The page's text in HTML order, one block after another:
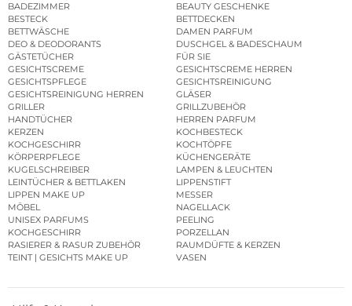
BADEZIMMER
BEAUTY GESCHENKE
BESTECK
BETTDECKEN
BETTWÄSCHE
DAMEN PARFUM
DEO & DEODORANTS
DUSCHGEL & BADESCHAUM
GÄSTETÜCHER
FÜR SIE
GESICHTSCREME
GESICHTSCREME HERREN
GESICHTSPFLEGE
GESICHTSREINIGUNG
GESICHTSREINIGUNG HERREN
GLÄSER
GRILLER
GRILLZUBEHÖR
HANDTÜCHER
HERREN PARFUM
KERZEN
KOCHBESTECK
KOCHGESCHIRR
KOCHTÖPFE
KÖRPERPFLEGE
KÜCHENGERÄTE
KUGELSCHREIBER
LAMPEN & LEUCHTEN
LEINTÜCHER & BETTLAKEN
LIPPENSTIFT
LIPPEN MAKE UP
MESSER
MÖBEL
NAGELLACK
UNISEX PARFUMS
PEELING
KOCHGESCHIRR
PORZELLAN
RASIERER & RASUR ZUBEHÖR
RAUMDÜFTE & KERZEN
TEINT | GESICHTS MAKE UP
VASEN